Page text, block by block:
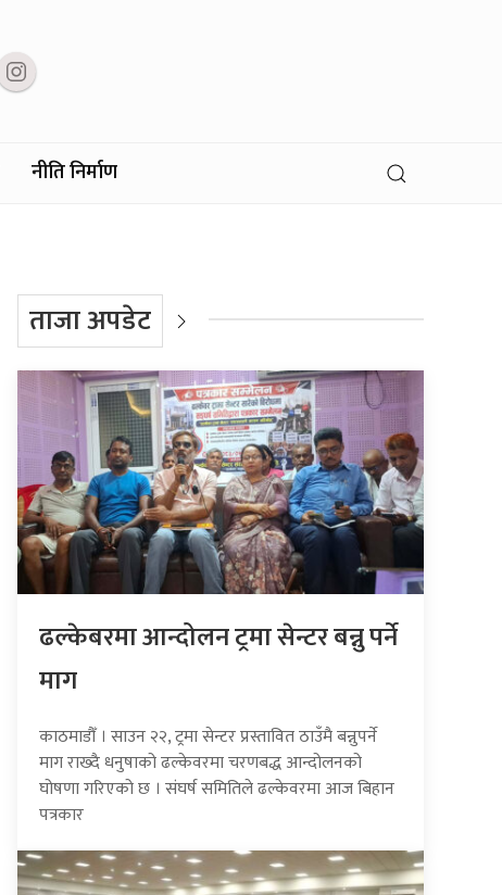
नीति निर्माण
ताजा अपडेट
ढल्केबरमा आन्दोलन ट्रमा सेन्टर बन्नु पर्ने
माग
काठमाडौँ । साउन २२, ट्रमा सेन्टर प्रस्तावित ठाउँमै बन्नुपर्ने
माग राख्दै धनुषाको ढल्केवरमा चरणबद्ध आन्दोलनको
घोषणा गरिएको छ । संघर्ष समितिले ढल्केवरमा आज बिहान
पत्रकार